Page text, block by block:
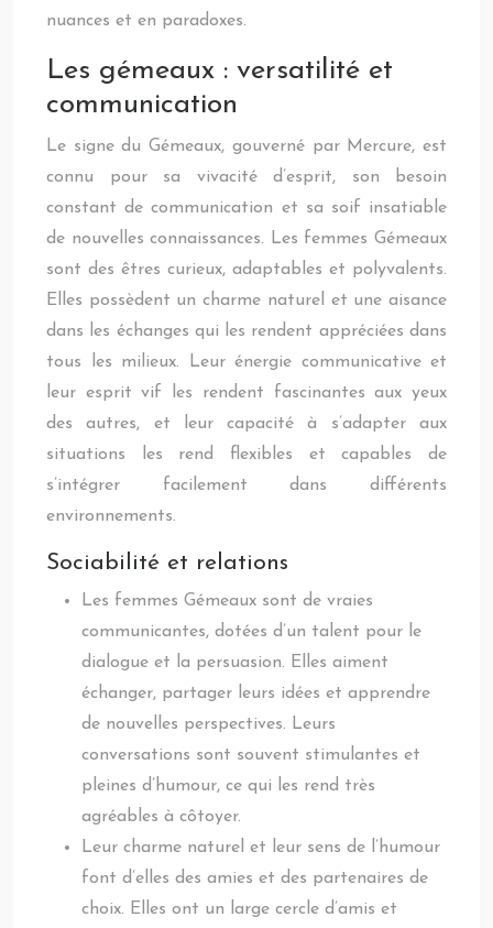
nuances et en paradoxes.
Les gémeaux : versatilité et
communication
Le signe du Gémeaux, gouverné par Mercure, est
connu pour sa vivacité d’esprit, son besoin
constant de communication et sa soif insatiable
de nouvelles connaissances. Les femmes Gémeaux
sont des êtres curieux, adaptables et polyvalents.
Elles possèdent un charme naturel et une aisance
dans les échanges qui les rendent appréciées dans
tous les milieux. Leur énergie communicative et
leur esprit vif les rendent fascinantes aux yeux
des autres, et leur capacité à s’adapter aux
situations les rend flexibles et capables de
s’intégrer facilement dans différents
environnements.
Sociabilité et relations
Les femmes Gémeaux sont de vraies
communicantes, dotées d’un talent pour le
dialogue et la persuasion. Elles aiment
échanger, partager leurs idées et apprendre
de nouvelles perspectives. Leurs
conversations sont souvent stimulantes et
pleines d’humour, ce qui les rend très
agréables à côtoyer.
Leur charme naturel et leur sens de l’humour
font d’elles des amies et des partenaires de
choix. Elles ont un large cercle d’amis et